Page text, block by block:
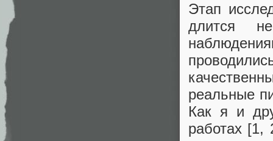
Этап
длится
реальные
Как я и
работах [1,